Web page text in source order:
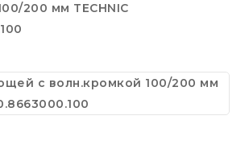
200 мм TECHNIC